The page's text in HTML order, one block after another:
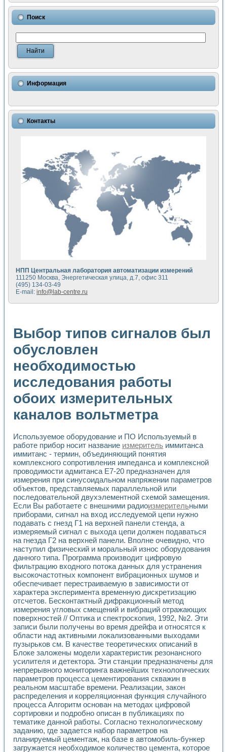
LabVIEW в расчетах радиолиний систем передачи данных
Аппаратно-программный комплекс для исследования
Виртуальный лабораторный стенд для исследования
Измерение шумовых параметров операционных
Измерительный преобразователь на основе цифровой
Использование NI LabVIEW для математического
Исследовние возможности создания измерителя ВАХ
Математическое моделирование генератора сигналов -
Применение осциллографического модуля с высоким
Симуляция отклика импульсного радиолокационного
Автоматизация формирования уравнений состояния для
Разработка автоматизированного стенда для измерения
Применение среды LabVIEW для построения картины
Портативная система для определения показателей
Использование LabVIEW для управления источником
Устройство для снятия вольт-амперных характеристик
Передовые научные технологии: нано-, фемто-,
Автоматизированная установка по измерению временных
Автоматизированный лабораторный комплекс на базе
Визуализация моделирования и оптимизации тепловой
Виртуальный прибор для исследования функциональных
Исследование возможности создания экономичного
Исследование кинетики движения макрочастиц в
Метод прогнозирования свойств дисперсных продуктов
Недорогая система управления сверхпроводящим
Применение технологий NI в курсе экспериментальной
Расчет переноса аэрозоля и выпадения осадка в
Применение NI VISION для геометрического анализа в
Система температурной стабилизации
Управление движением с помощью программно -
Определение параметров всплывающих газовых
Система управления асинхронным тиристорным
Лазерный профилометр
Применение средств NATIONAL INSTRUMENTS для
Разработка автоматизированного стенда для
Высокочувствительные оптоэлектронные
Исследование кинетики зарождения и развития
Лабораторный электрический импедансный томограф на
Микрозондовая система для характеризации
Метод траекторий в исследовании
Промышленная автоматизация
Автоматизация технологических процессов получения
Использование систем технического зрения для контроля
Исследование электромагнитных переходных процессов
Применение LabVIEW при разработке обучающих
Разработка виртуальных тренажеров путем
Система блокировок, сигнализации и защиты ускорителя
Система сбора данных и управления процессом
Управление температурой газовой среды специальной
Разработка программного обеспечения с
Использование технологий NATIONAL INSTRUMENTS
Оборудование для промышленной термотрансферной
Автоматизация реометрических исследований на базе
Применение измерителя иммитанса для исследова¬ния
Исследование электромагнитных переходных процессов
Стенд для исследования электрических переходных
Автоматизация контроля сварных швов на базе
Измерительный контроль с применением
Моделирование надежности и эффективности систем
Лабораторные практикумы и учебные стенды
Автоматизация лабораторного стенда по измерению
Автоматизированные лабораторные комплексы для
Виртуальный прибор для исследования нелинейных
Использование виртуальных приборов в процесе
Использование программ ELECTRONICS WORKBENCH-
Лабораторный практикум по дисциплине «Цифровые
Лабораторный практикум по ИНС на основе LabVIEW
Лабораторный практикум по основам теории коммутации
Опыт использования NI LabVIEW для создания
Поиск
Информация
Контакты
НПП Центральная лаборатория автоматизации измерений
111250 Москва, Энергетическая улица, д.7, офис 311
(495) 134-03-49
E-mail: info@lab-centre.ru
Выбор типов сигналов был
обусловлен
необходимостью
исследования работы
обоих измерительных
каналов вольтметра
Используемое оборудование и ПО Используемый в
работе прибор носит название измеритель иммитанса
иммитанс - термин, объединяющий понятия
комплексного сопротивления импеданса и комплексной
проводимости адмитанса Е7-20 предназначен для
измерения при синусоидальном напряжении параметров
объектов, представляемых параллельной или
последовательной двухэлементной схемой замещения.
Если Вы работаете с внешними радиоизмерительными
приборами, сигнал на вход исследуемой цепи нужно
подавать с гнезд Г1 на верхней панели стенда, а
измеряемый сигнал с выхода цепи должен подаваться
на гнезда Г2 на верхней панели. Вполне очевидно, что
наступил физический и моральный износ оборудования
данного типа. Программа производит цифровую
фильтрацию входного потока данных для устранения
высокочастотных компонент вибрационных шумов и
обеспечивает перестраиваемую в зависимости от
характера эксперимента временную дискретизацию
отсчетов. Бесконтактный дифракционный метод
измерения угловых смещений и вибраций отражающих
поверхностей // Оптика и спектроскопия, 1992, №2. Эти
записи были получены во время дрейфа и относятся к
области над активными локализованными выходами
пузырьков см. В качестве теоретических описаний в
Блоке заложены модели характеристик резонансного
усилителя и детектора. Эти станции предназначены для
непрерывного мониторинга важнейших технологических
параметров процесса цементирования скважин в
реальном масштабе времени. Реализации, закон
распределения и корреляционная функция случайного
процесса Алгоритм основан на методах цифровой
сортировки и подробно описан в публикациях по
тематике данной работы. Согласно технологическому
заданию, где задается набор параметров на
планируемый цементаж, на базе в автомобиль-бункер
загружается необходимое количество цемента, которое